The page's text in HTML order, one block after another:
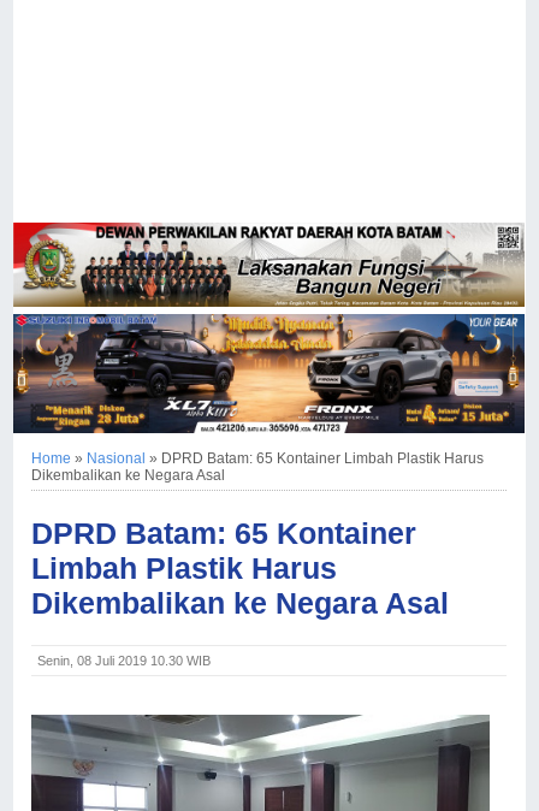
Home » Nasional » DPRD Batam: 65 Kontainer Limbah Plastik Harus
Dikembalikan ke Negara Asal
DPRD Batam: 65 Kontainer
Limbah Plastik Harus
Dikembalikan ke Negara Asal
Senin, 08 Juli 2019 10.30 WIB